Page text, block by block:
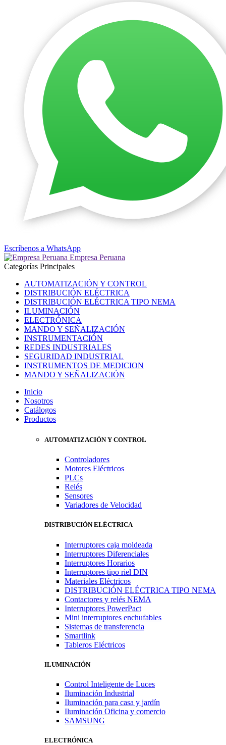
Escríbenos a WhatsApp
Empresa Peruana
Categorías Principales
AUTOMATIZACIÓN Y CONTROL
DISTRIBUCIÓN ELÉCTRICA
DISTRIBUCIÓN ELÉCTRICA TIPO NEMA
ILUMINACIÓN
ELECTRÓNICA
MANDO Y SEÑALIZACIÓN
INSTRUMENTACIÓN
REDES INDUSTRIALES
SEGURIDAD INDUSTRIAL
INSTRUMENTOS DE MEDICION
MANDO Y SEÑALIZACIÓN
Inicio
Nosotros
Catálogos
Productos
AUTOMATIZACIÓN Y CONTROL
Controladores
Motores Eléctricos
PLCs
Relés
Sensores
Variadores de Velocidad
DISTRIBUCIÓN ELÉCTRICA
Interruptores caja moldeada
Interruptores Diferenciales
Interruptores Horarios
Interruptores tipo riel DIN
Materiales Eléctricos
DISTRIBUCIÓN ELÉCTRICA TIPO NEMA
Contactores y relés NEMA
Interruptores PowerPact
Mini interruptores enchufables
Sistemas de transferencia
Smartlink
Tableros Eléctricos
ILUMINACIÓN
Control Inteligente de Luces
Iluminación Industrial
Iluminación para casa y jardín
Iluminación Oficina y comercio
SAMSUNG
ELECTRÓNICA